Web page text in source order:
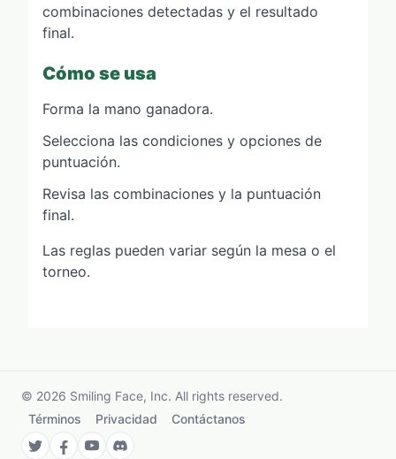
combinaciones detectadas y el resultado
final.
Cómo se usa
Forma la mano ganadora.
Selecciona las condiciones y opciones de
puntuación.
Revisa las combinaciones y la puntuación
final.
Las reglas pueden variar según la mesa o el
torneo.
© 2026 Smiling Face, Inc. All rights reserved.
Términos
Privacidad Contáctanos